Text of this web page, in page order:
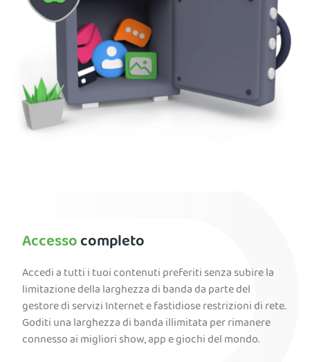
Accessocompleto
Accedi a tutti i tuoi contenuti preferiti senza subire la
limitazione della larghezza di banda da parte del
gestore di servizi Internet e fastidiose restrizioni di rete.
Goditi una larghezza di banda illimitata per rimanere
connesso ai migliori show, app e giochi del mondo.